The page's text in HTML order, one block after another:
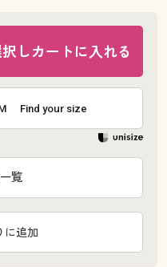
しカートに入れる
Find your size
に追加
覧